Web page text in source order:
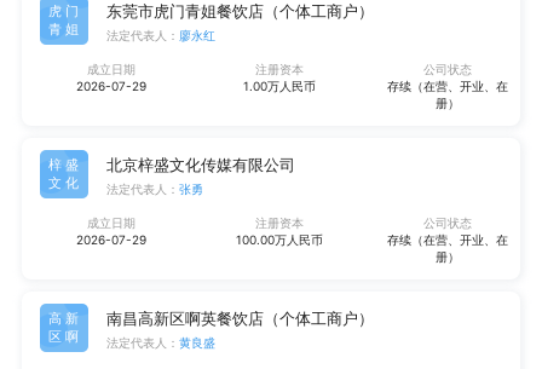
虎门
青姐
东莞市虎门青姐餐饮店（个体工商户）
法定代表人： 廖永红
成立日期
2026-07-29
注册资本
1.00万人民币
公司状态
存续（在营、开业、在
册）
梓盛
文化
北京梓盛文化传媒有限公司
法定代表人： 张勇
成立日期
2026-07-29
注册资本
100.00万人民币
公司状态
存续（在营、开业、在
册）
高新
区啊
南昌高新区啊英餐饮店（个体工商户）
法定代表人： 黄良盛